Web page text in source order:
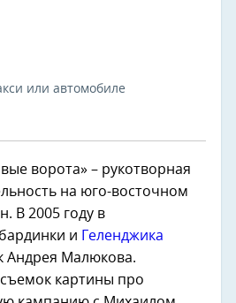
или автомобиле
ворота» – рукотворная
на юго-восточном
В 2005 году в
и Геленджика
Андрея Малюкова.
картины про